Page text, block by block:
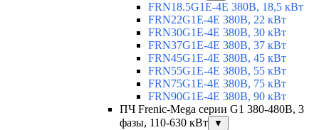
FRN18.5G1E-4E 380В, 18,5 кВт
FRN22G1E-4E 380В, 22 кВт
FRN30G1E-4E 380В, 30 кВт
FRN37G1E-4E 380В, 37 кВт
FRN45G1E-4E 380В, 45 кВт
FRN55G1E-4E 380В, 55 кВт
FRN75G1E-4E 380В, 75 кВт
FRN90G1E-4E 380В, 90 кВт
ПЧ Frenic-Mega серии G1 380-480В, 3
фазы, 110-630 кВт
▼